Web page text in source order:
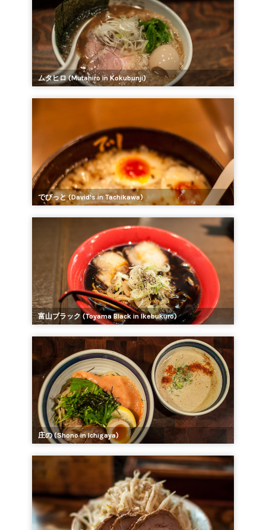
ムタヒロ (Mutahiro in Kokubunji)
でびっと (David's in Tachikawa)
富山ブラック (Toyama Black in Ikebukuro)
庄の (Shono in Ichigaya)